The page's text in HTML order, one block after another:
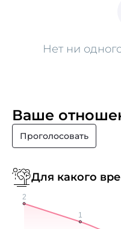
Нет ни
Ваше
Проголосовать
Для какого